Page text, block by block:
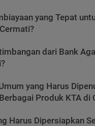
yang Tepat
dari Bank
yang Harus
Produk KTA di
Harus Dipersiapkan